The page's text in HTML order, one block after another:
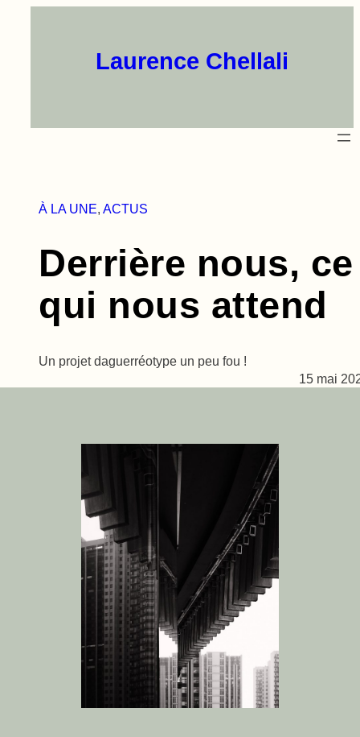
Laurence Chellali
À LA UNE, ACTUS
Derrière nous, ce
qui nous attend
Un projet daguerréotype un peu fou !
15 mai